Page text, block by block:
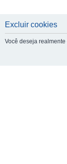
Excluir cookies
Você deseja